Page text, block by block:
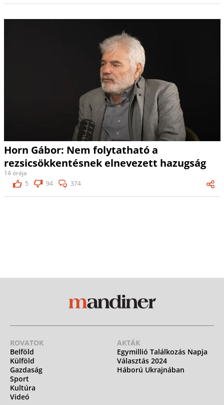
Horn Gábor: Nem folytatható a
rezsicsökkentésnek elnevezett hazugság
14 órája
5
94 374
ROVATOK
Belföld
Külföld
Gazdaság
Sport
Kultúra
Videó
AKTÁK
Egymillió Találkozás Napja
Választás 2024
Háború Ukrajnában